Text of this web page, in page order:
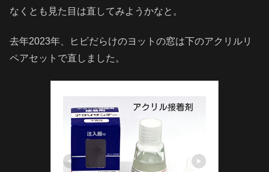
なくとも見た目は直してみようかなと。
去年2023年、ヒビだらけのヨットの窓は下のアクリルリ
ペアセットで直しました。